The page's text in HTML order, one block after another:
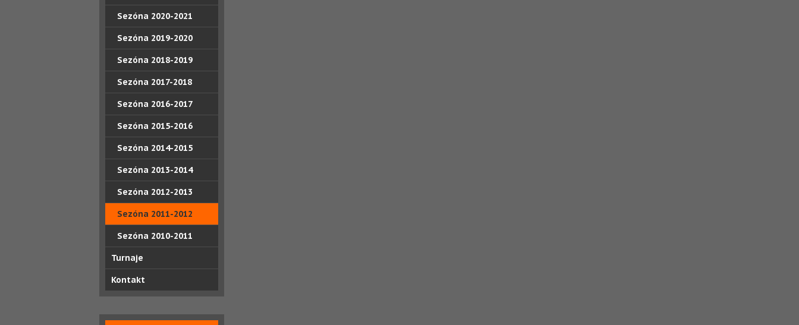
Sezóna 2020-2021
Sezóna 2019-2020
Sezóna 2018-2019
Sezóna 2017-2018
Sezóna 2016-2017
Sezóna 2015-2016
Sezóna 2014-2015
Sezóna 2013-2014
Sezóna 2012-2013
Sezóna 2011-2012
Sezóna 2010-2011
Turnaje
Kontakt